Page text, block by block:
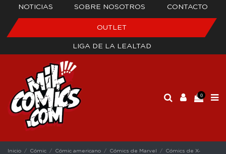
NOTICIAS SOBRE NOSOTROS CONTACTO
OUTLET
LIGA DE LA LEALTAD
0
Inicio Cómic Cómic americano Cómics de Marvel
Cómics de X-